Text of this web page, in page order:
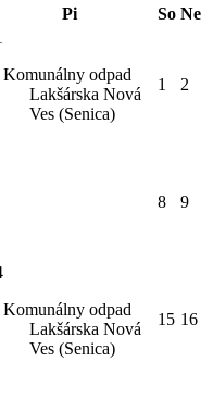
Pi So Ne
Komunálny odpad
Lakšárska Nová
Ves (Senica)
1 2
8 9
Komunálny odpad
Lakšárska Nová
Ves (Senica)
15 16